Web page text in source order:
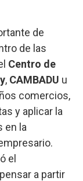
de
de las
Centro de
, CAMBADU u
comercios,
y aplicar la
en la
el
a partir